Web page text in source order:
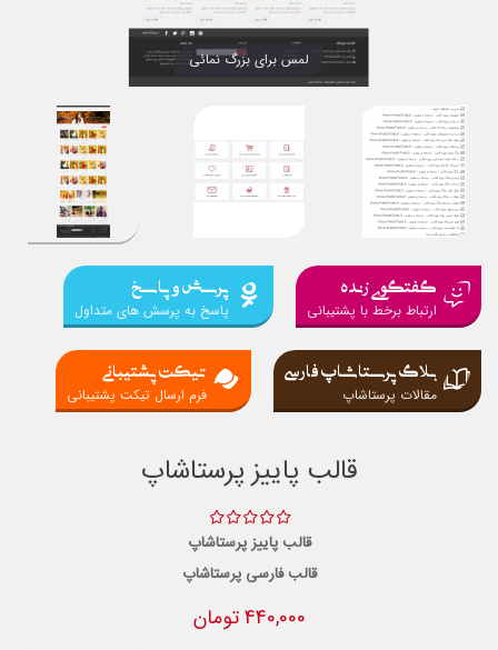
لمس برای بزرگ نمائی
گفتگوی زنده
ارتباط برخط با پشتیبانی
پرسش و پاسخ
پاسخ به پرسش های متداول
بلاگ پرستاشاپ فارسی
مقالات پرستاشاپ
تیکت پشتیبانی
فرم ارسال تیکت پشتیبانی
قالب پاییز پرستاشاپ
قالب پاییز پرستاشاپ
قالب فارسی پرستاشاپ
440,000 تومان